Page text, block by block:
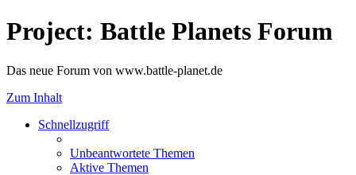
Project: Battle Planets Forum
Das neue Forum von www.battle-planet.de
Zum Inhalt
Schnellzugriff
Unbeantwortete Themen
Aktive Themen